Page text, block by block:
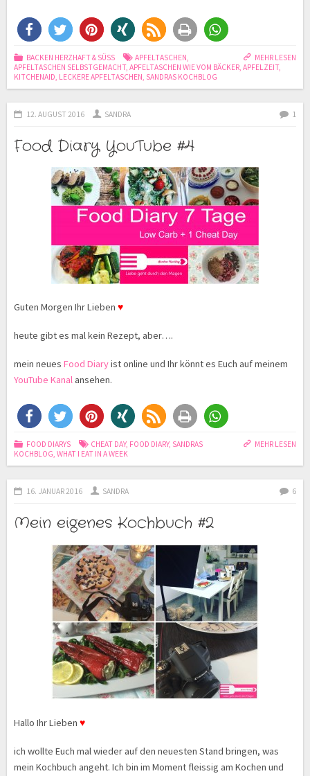
MEHR LESEN
BACKEN HERZHAFT & SÜSS APFELTASCHEN,
APFELTASCHEN SELBSTGEMACHT, APFELTASCHEN WIE VOM BÄCKER, APFELZEIT,
KITCHENAID, LECKERE APFELTASCHEN, SANDRAS KOCHBLOG
12. AUGUST 2016 SANDRA 1
Food Diary YouTube #4
Guten Morgen Ihr Lieben ♥
heute gibt es mal kein Rezept, aber….
mein neues Food Diaryist online und Ihr könnt es Euch auf meinem
YouTube Kanalansehen.
MEHR LESEN
FOOD DIARYS CHEAT DAY, FOOD DIARY, SANDRAS
KOCHBLOG, WHAT I EAT IN A WEEK
16. JANUAR 2016 SANDRA 6
Mein eigenes Kochbuch #2
Hallo Ihr Lieben ♥
ich wollte Euch mal wieder auf den neuesten Stand bringen, was
mein Kochbuch angeht. Ich bin im Moment fleissig am Kochen und